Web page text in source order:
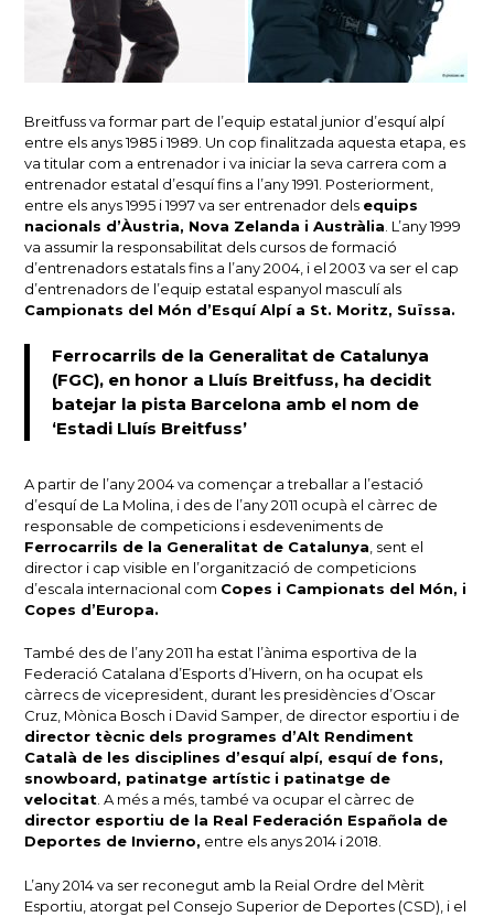
Breitfuss va formar part de l’equip estatal junior d’esquí alpí
entre els anys 1985 i 1989. Un cop finalitzada aquesta etapa, es
va titular com a entrenador i va iniciar la seva carrera com a
entrenador estatal d’esquí fins a l’any 1991. Posteriorment,
entre els anys 1995 i 1997 va ser entrenador dels equips
nacionals d’Àustria, Nova Zelanda i Austràlia . L’any 1999
va assumir la responsabilitat dels cursos de formació
d’entrenadors estatals fins a l’any 2004, i el 2003 va ser el cap
d’entrenadors de l’equip estatal espanyol masculí als
Campionats del Món d’Esquí Alpí a St. Moritz, Suïssa.
Ferrocarrils de la Generalitat de Catalunya
(FGC), en honor a Lluís Breitfuss, ha decidit
batejar la pista Barcelona amb el nom de
‘Estadi Lluís Breitfuss’
A partir de l’any 2004 va començar a treballar a l’estació
d’esquí de La Molina, i des de l’any 2011 ocupà el càrrec de
responsable de competicions i esdeveniments de
Ferrocarrils de la Generalitat de Catalunya , sent el
director i cap visible en l’organització de competicions
d’escala internacional com Copes i Campionats del Món, i
Copes d’Europa.
També des de l’any 2011 ha estat l’ànima esportiva de la
Federació Catalana d’Esports d’Hivern, on ha ocupat els
càrrecs de vicepresident, durant les presidències d’Oscar
Cruz, Mònica Bosch i David Samper, de director esportiu i de
director tècnic dels programes d’Alt Rendiment
Català de les disciplines d’esquí alpí, esquí de fons,
snowboard, patinatge artístic i patinatge de
velocitat. A més a més, també va ocupar el càrrec de
director esportiu de la Real Federación Española de
Deportes de Invierno, entre els anys 2014 i 2018.
L’any 2014 va ser reconegut amb la Reial Ordre del Mèrit
Esportiu, atorgat pel Consejo Superior de Deportes (CSD), i el